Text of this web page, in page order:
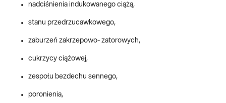
nadciśnienia indukowanego ciążą,
stanu przedrzucawkowego,
zaburzeń zakrzepowo- zatorowych,
cukrzycy ciążowej,
zespołu bezdechu sennego,
poronienia,